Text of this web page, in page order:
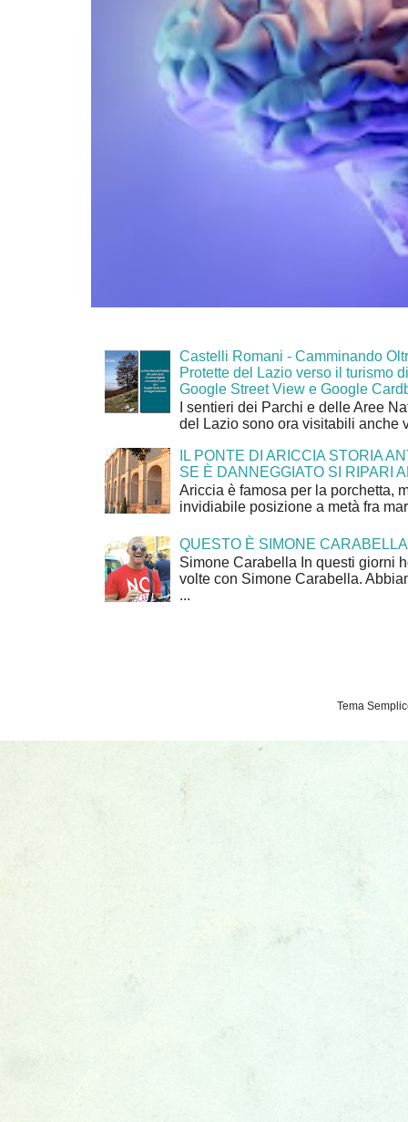
Castelli Romani - Camminando
Protette del Lazio verso il turismo
Google Street View e Google
I sentieri dei Parchi e delle Aree
del Lazio sono ora visitabili anche
IL PONTE DI ARICCIA STORIA
SE È DANNEGGIATO SI RIPARI
Ariccia è famosa per la porchetta,
invidiabile posizione a metà fra
QUESTO È SIMONE CARABELLA
Simone Carabella In questi giorni
volte con Simone Carabella.
...
Tema